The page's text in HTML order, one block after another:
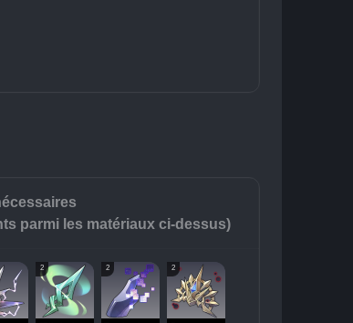
parmi les matériaux ci-dessus)
2 2 2